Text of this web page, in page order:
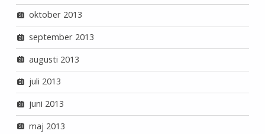
oktober 2013
september 2013
augusti 2013
juli 2013
juni 2013
maj 2013